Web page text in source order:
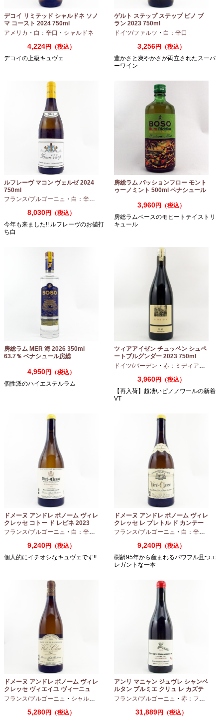
デコイ リミテッド シャルドネ ソノ
マ コースト 2024 750ml
アメリカ ・ 白：辛口 ・ シャルドネ
4,224円（税込）
デコイの上級キュヴェ
ゲルト ステップ ステップ ピノ ブ
ラン 2023 750ml
ドイツ/ファルツ ・ 白：辛口
3,256円（税込）
豊かさと爽やかさが両立されたスーパ
ーワイン
ルフレーヴ マコン ヴェルゼ 2024
750ml
フランス/ブルゴーニュ ・ 白：辛口
8,030円（税込）
今年も来ました!! ルフレーヴのお値打
ち白
房総ラム パッションフロー モント
ゥーノミント 500ml ペナシュール
3,960円（税込）
房総ラムベースのモヒートテイストリ
キュール
房総ラム MER 海 2026 350ml
63.7％ ベナシュール房総
4,950円（税込）
個性派のハイエステルラム
ツィアアイゼン チュッペン シュペ
ートブルグンダー 2023 750ml
ドイツ/バーデン ・ 赤：ミディアムボディ
3,960円（税込）
【再入荷】超凄いピノノワールの新着
VT
ドメーヌ アンドレ ボノーム ヴィレ
クレッセ コトー ド レピネ 2023
750ml
フランス/ブルゴーニュ ・ 白：辛口 シャルドネ
9,240円（税込）
個人的にイチオシなキュヴェです!!
ドメーヌ アンドレ ボノーム ヴィレ
クレッセ レ プレトル ド カンテー
ヌ 2023 750ml
フランス/ブルゴーニュ ・ 白：辛口
9,240円（税込）
樹齢95年から産まれるパワフル且つエ
レガントな一本
ドメーヌ アンドレ ボノーム ヴィレ
クレッセ ヴィエイユ ヴィーニュ
2024 750ml
フランス/ブルゴーニュ ・ シャルドネ
5,280円（税込）
アンリ マニャン ジュヴレ シャンベ
ルタン プルミエ クリュ レ カズテ
ィエ エルバージュ 24 モワ 2023
フランス/ブルゴーニュ ・ 赤：フルボディ
31,889円（税込）